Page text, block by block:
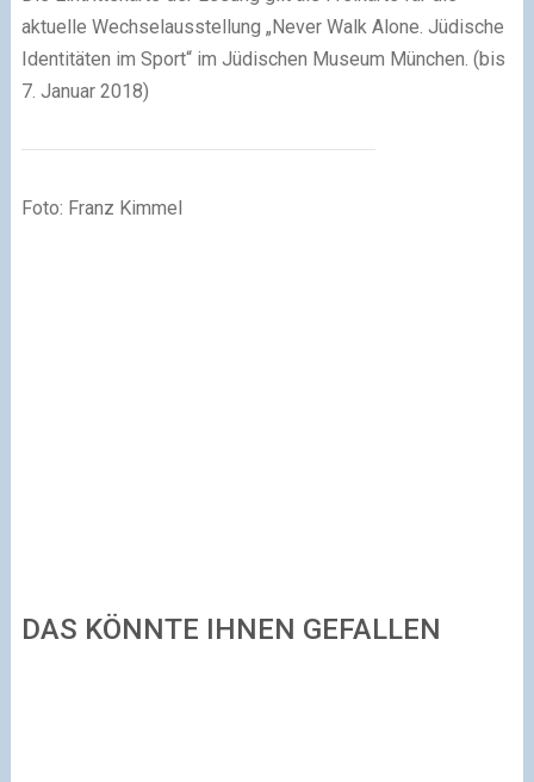
aktuelle Wechselausstellung „Never Walk Alone. Jüdische
Identitäten im Sport“ im Jüdischen Museum München. (bis
7. Januar 2018)
Foto: Franz Kimmel
DAS KÖNNTE IHNEN GEFALLEN